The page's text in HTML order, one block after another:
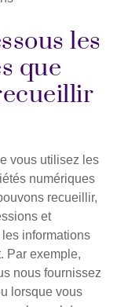
les
que
vous utilisez les
numériques
recueillir,
et
informations
Par exemple,
nous fournissez
lorsque vous